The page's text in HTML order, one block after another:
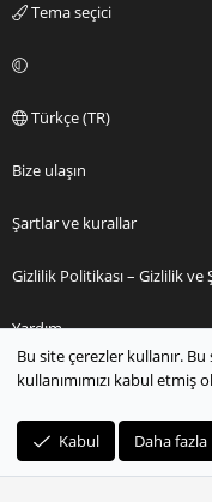
Tema seçici
Türkçe (TR)
Bize ulaşın
Şartlar ve kurallar
Gizlilik Politikası – Gizlilik ve
Yardım
Ana sayfa
S
S
Bu site çerezler kullanır.
kullanımımızı kabul etmiş
Kabul Daha